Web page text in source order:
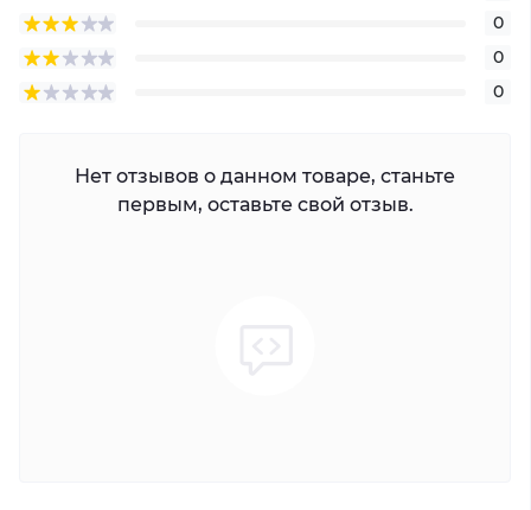
0
0
0
Нет отзывов о данном товаре, станьте
первым, оставьте свой отзыв.